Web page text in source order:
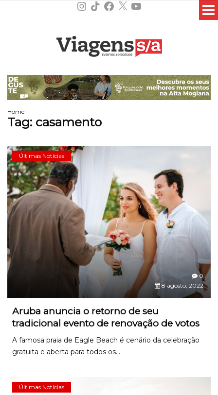
Instagram
TikTokFacebook
X YouTube
Home
Tag: casamento
Últimas Notícias
0
8 agosto, 2022
Aruba anuncia o retorno de seu
tradicional evento de renovação de votos
A famosa praia de Eagle Beach é cenário da celebração
gratuita e aberta para todos os...
Últimas Notícias